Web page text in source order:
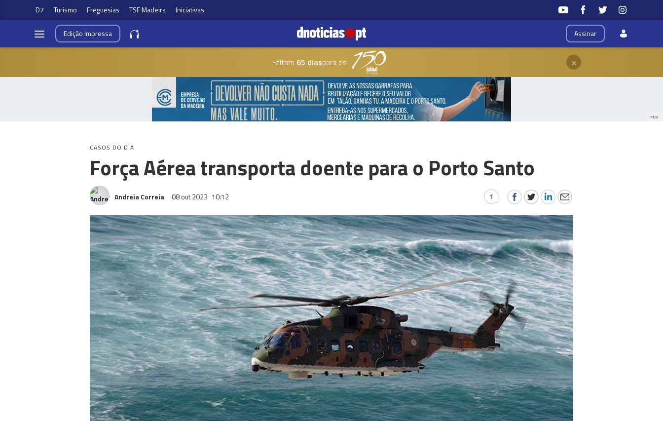
D7 Turismo Freguesias TSF Madeira Iniciativas
Assinar
EdiçãoImpressa
Faltam 65 diaspara os ×
PUB
CASOS DO DIA
Força Aérea transporta doente para o Porto Santo
Andreia Correia 08 out 2023 10:12 1